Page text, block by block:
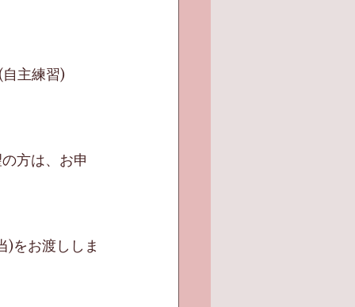
(自主練習)
方は、お申
をお渡ししま